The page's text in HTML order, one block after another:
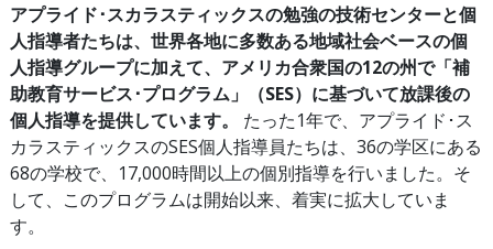
アプライド･スカラスティックスの勉強の技術センターと個
人指導者たちは、世界各地に多数ある地域社会ベースの個
人指導グループに加えて、アメリカ合衆国の12の州で「補
助教育サービス･プログラム」（SES）に基づいて放課後の
個人指導を提供しています。
たった1年で、アプライド･ス
カラスティックスのSES個人指導員たちは、 36の学区にある
68の学校で、 17,000時間以上の個別指導を行いました。そ
して、このプログラムは開始以来、着実に拡大していま
す。